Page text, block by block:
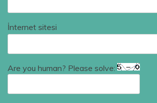
İnternet sitesi
Are you human? Please solve: